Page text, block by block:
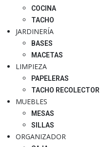
COCINA
TACHO
JARDINERÍA
BASES
MACETAS
LIMPIEZA
PAPELERAS
TACHO RECOLECTOR
MUEBLES
MESAS
SILLAS
ORGANIZADOR